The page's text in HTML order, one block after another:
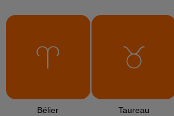
Bélier Taureau